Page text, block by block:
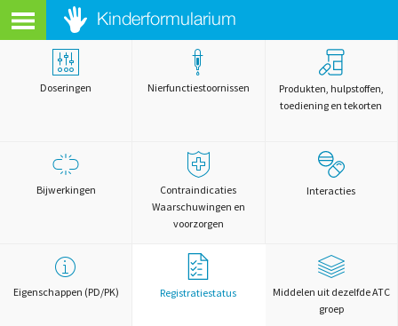
Doseringen Nierfunctiestoornissen
Produkten, hulpstoffen,
toediening en tekorten
Bijwerkingen
Contraindicaties
Waarschuwingen en
voorzorgen
Interacties
Eigenschappen (PD/PK) Registratiestatus
Middelen uit dezelfde ATC
groep